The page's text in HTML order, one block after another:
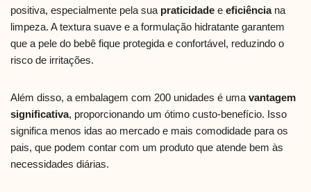
positiva, especialmente pela sua praticidade e eficiênciana
limpeza. A textura suave e a formulação hidratante garantem
que a pele do bebê fique protegida e confortável, reduzindo o
risco de irritações.
Além disso, a embalagem com 200 unidades é uma vantagem
significativa, proporcionando um ótimo custo-benefício. Isso
significa menos idas ao mercado e mais comodidade para os
pais, que podem contar com um produto que atende bem às
necessidades diárias.